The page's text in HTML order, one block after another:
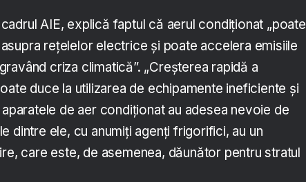
AIE, explică faptul că aerul condiționat „poate
rețelelor electrice și poate accelera emisiile
criza climatică”. „Creșterea rapidă a
duce la utilizarea de echipamente ineficiente și
de aer condiționat au adesea nevoie de
dintre ele, cu anumiți agenți frigorifici, au un
care este, de asemenea, dăunător pentru stratul